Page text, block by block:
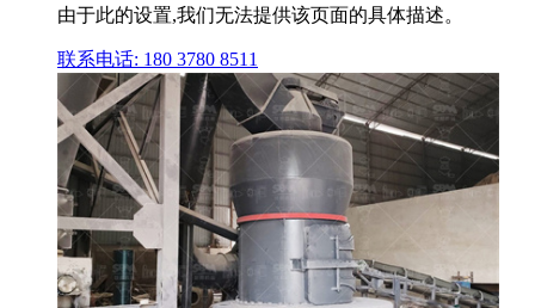
由于此的设置,我们无法提供该页面的具体描述。
联系电话: 180 3780 8511